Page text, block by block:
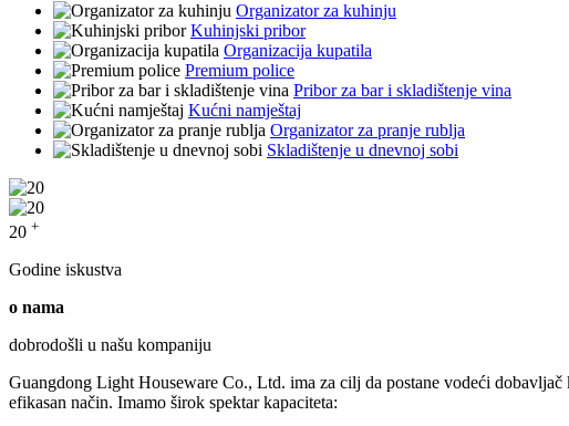
Organizator za kuhinju
Kuhinjski pribor
Organizacija kupatila
Premium police
Pribor za bar i skladištenje vina
Kućni namještaj
Organizator za pranje rublja
Skladištenje u dnevnoj sobi
20 +
Godine iskustva
o nama
dobrodošli u našu kompaniju
Guangdong Light Houseware Co., Ltd. ima za cilj da postane vodeći
efikasan način. Imamo širok spektar kapaciteta: